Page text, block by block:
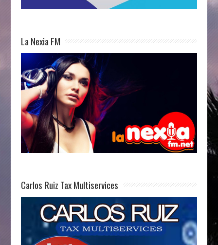
La Nexia FM
Carlos Ruiz Tax Multiservices